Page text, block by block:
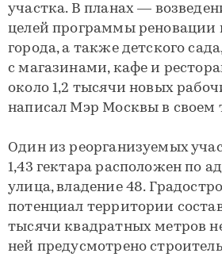
участка. В планах —
целей программы реновации
города, а также детского
с магазинами, кафе и
около 1,2 тысячи новых
написал Мэр Москвы в своем
Один из реорганизуемых
1,43 гектара расположен по
улица, владение 48.
потенциал территории
тысячи квадратных метров
ней предусмотрено